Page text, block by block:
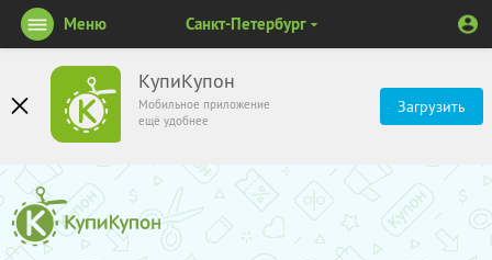
КупиКупон
Мобильное приложение
ещё удобнее
Загрузить
Меню Санкт-Петербург